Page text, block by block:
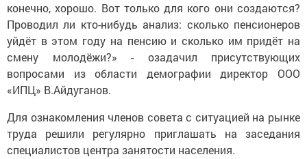
конечно, хорошо. Вот только для кого они создаются?
Проводил ли кто-нибудь анализ: сколько пенсионеров
уйдёт в этом году на пенсию и сколько им придёт на
смену молодёжи?» - озадачил присутствующих
вопросами из области демографии директор ООО
«ИПЦ» В.Айдуганов.
Для ознакомления членов совета с ситуацией на рынке
труда решили регулярно приглашать на заседания
специалистов центра занятости населения.